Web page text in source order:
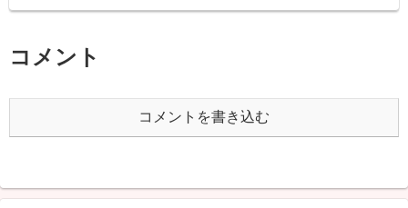
コメント
コメントを書き込む